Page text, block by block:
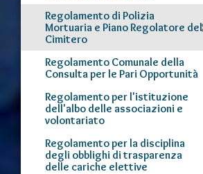
Regolamento di Polizia
Mortuaria e Piano Regolatore del
Cimitero
Regolamento Comunale della
Consulta per le Pari Opportunità
Regolamento per l'istituzione
dell'albo delle associazioni e
volontariato
Regolamento per la disciplina
degli obblighi di trasparenza
delle cariche elettive